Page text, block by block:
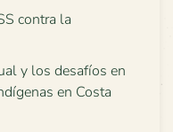
contra la
y los desafíos en
en Costa